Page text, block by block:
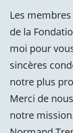
Les
de la
moi pour
sincères
notre plus
Merci de
notre